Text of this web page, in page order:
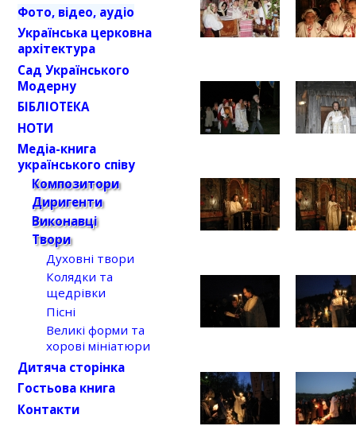
Фото, відео, аудіо
Українська церковна
архітектура
Сад Українського
Модерну
БІБЛІОТЕКА
НОТИ
Медіа-книга
українського співу
Композитори
Диригенти
Виконавці
Твори
Духовні твори
Колядки та
щедрівки
Пісні
Великі форми та
хорові мініатюри
Дитяча сторінка
Гостьова книга
Контакти